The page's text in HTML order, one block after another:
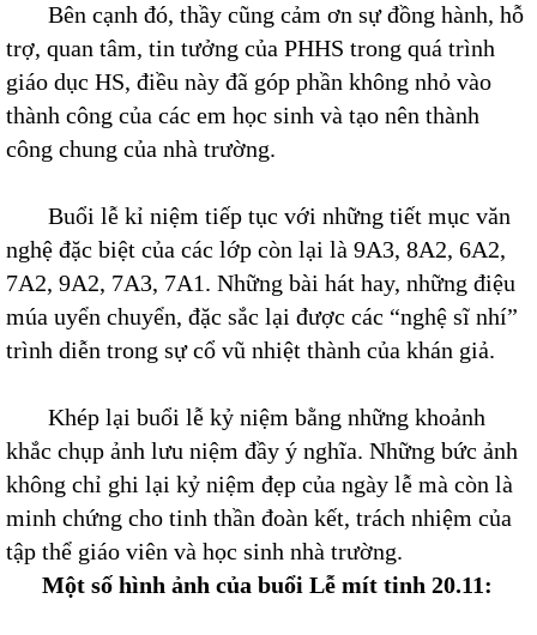
Bên cạnh đó, thầy cũng cảm ơn sự đồng hành, hỗ
trợ, quan tâm, tin tưởng của PHHS trong quá trình
giáo dục HS, điều này đã góp phần không nhỏ vào
thành công của các em học sinh và tạo nên thành
công chung của nhà trường.
Buổi lễ kỉ niệm tiếp tục với những tiết mục văn
nghệ đặc biệt của các lớp còn lại là 9A3, 8A2, 6A2,
7A2, 9A2, 7A3, 7A1. Những bài hát hay, những điệu
múa uyển chuyển, đặc sắc lại được các “nghệ sĩ nhí”
trình diễn trong sự cổ vũ nhiệt thành của khán giả.
Khép lại buổi lễ kỷ niệm bằng những khoảnh
khắc chụp ảnh lưu niệm đầy ý nghĩa. Những bức ảnh
không chỉ ghi lại kỷ niệm đẹp của ngày lễ mà còn là
minh chứng cho tinh thần đoàn kết, trách nhiệm của
tập thể giáo viên và học sinh nhà trường.
Một số hình ảnh của buổi Lễ mít tinh 20.11: